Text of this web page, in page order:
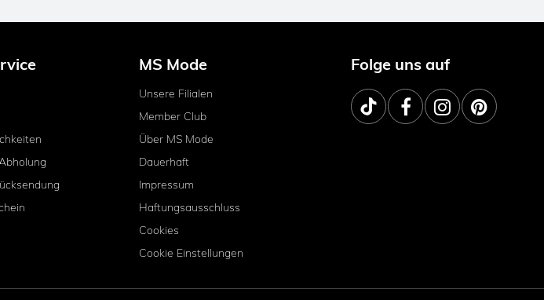
MS Mode
Unsere Filialen
Member Club
Über MS Mode
Dauerhaft
Impressum
Haftungsausschluss
Cookies
Cookie Einstellungen
Folge uns auf